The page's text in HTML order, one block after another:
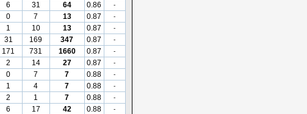
6 31 64 0.86 -
0 7 13 0.87 -
1 10 13 0.87 -
31 169 347 0.87 -
171 731 1660 0.87 -
2 14 27 0.87 -
0 7 7 0.88 -
1 4 7 0.88 -
2 1 7 0.88 -
6 17 42 0.88 -